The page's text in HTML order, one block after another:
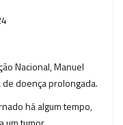
Nacional, Manuel
doença prolongada.
há algum tempo,